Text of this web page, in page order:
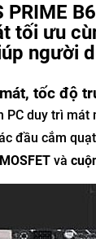
PRIME
tối ưu
người
tốc độ
PC duy trì
đầu cắm
MOSFET và